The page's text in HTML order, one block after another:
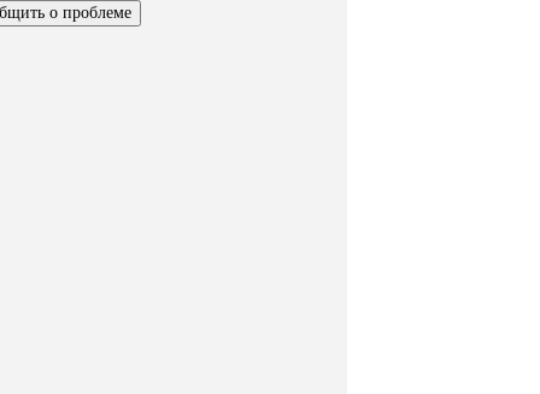
о проблеме